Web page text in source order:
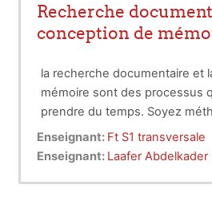
Recherche
conception de
la recherche documentaire et
mémoire sont des processus
prendre du temps. Soyez
une trace de vos sources et
avoir suffisamment de temps
Enseignant: Ft S1 transversale
Enseignant: Laafer Abdelkader